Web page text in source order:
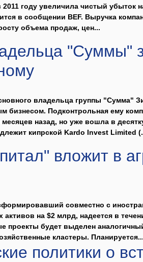
2011 году увеличила чистый убыток
в сообщении BEF. Выручка
объема продаж, цен...
"Суммы"
владельца группы "Сумма"
бизнесом. Подконтрольная ему
месяцев назад, но уже вошла в
кипрской Kardo Invest Limited
вложит в
совместно с
активов на $2 млрд, надеется в
проекты будет выделен
кластеры.
политики о